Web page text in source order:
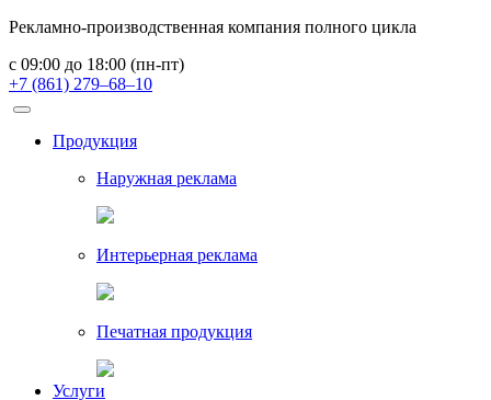
Рекламно-производственная компания полного цикла
с 09:00 до 18:00 (пн-пт)
+7 (861) 279–68–10
Продукция
Наружная реклама
Интерьерная реклама
Печатная продукция
Услуги